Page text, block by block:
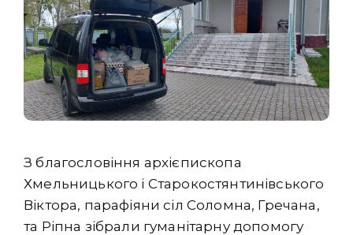
З благословіння архієпископа
Хмельницького і Старокостянтинівського
Віктора, парафіяни сіл Соломна, Гречана,
та Ріпна зібрали гуманітарну допомогу